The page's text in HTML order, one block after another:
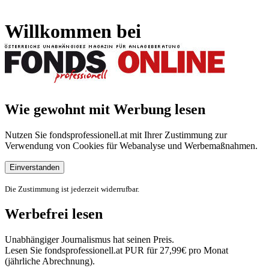
Willkommen bei
Wie gewohnt mit Werbung lesen
Nutzen Sie fondsprofessionell.at mit Ihrer Zustimmung zur
Verwendung von Cookies für Webanalyse und Werbemaßnahmen.
Einverstanden
Die Zustimmung ist jederzeit widerrufbar.
Werbefrei lesen
Unabhängiger Journalismus hat seinen Preis.
Lesen Sie fondsprofessionell.at PUR für 27,99€ pro Monat
(jährliche Abrechnung).